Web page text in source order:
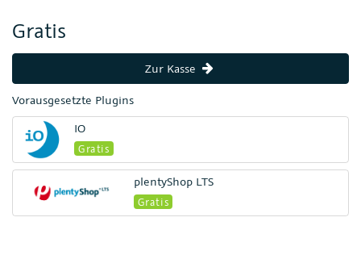
Gratis
Zur Kasse
Vorausgesetzte Plugins
IO
Gratis
plentyShop LTS
Gratis